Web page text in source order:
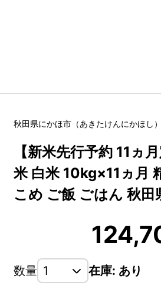
秋田県にかほ市 （あきたけんにかほし ）
【新米先行予約 11ヵ
米 白米 10kg×11ヵ月
こめ ご飯 ごはん 秋田
数量 在庫: あり